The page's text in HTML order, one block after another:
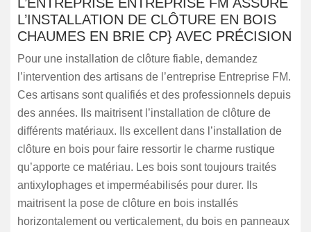
L’INSTALLATION DE CLÔTURE EN BOIS
CHAUMES EN BRIE CP} AVEC PRÉCISION
Pour une installation de clôture fiable, demandez
l’intervention des artisans de l’entreprise Entreprise FM.
Ces artisans sont qualifiés et des professionnels depuis
des années. Ils maitrisent l’installation de clôture de
différents matériaux. Ils excellent dans l’installation de
clôture en bois pour faire ressortir le charme rustique
qu’apporte ce matériau. Les bois sont toujours traités
antixylophages et imperméabilisés pour durer. Ils
maitrisent la pose de clôture en bois installés
horizontalement ou verticalement, du bois en panneaux